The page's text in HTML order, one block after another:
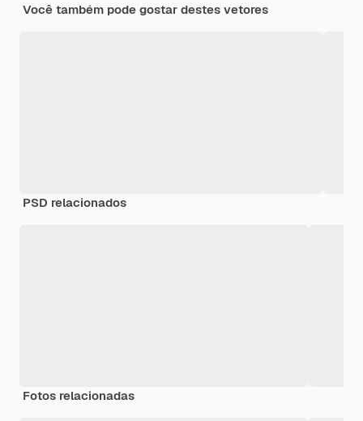
Você também pode gostar destes vetores
PSD relacionados
Fotos relacionadas